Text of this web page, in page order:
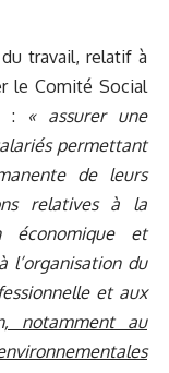
du travail, relatif à
le Comité Social
:
« assurer une
permettant
de leurs
relatives à la
économique et
l’organisation du
et aux
, notamment au